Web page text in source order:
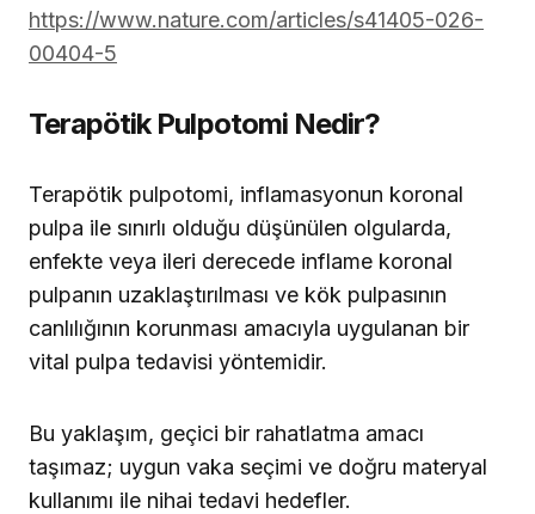
https://www.nature.com/articles/s41405-026-
00404-5
Terapötik Pulpotomi Nedir?
Terapötik pulpotomi, inflamasyonun koronal
pulpa ile sınırlı olduğu düşünülen olgularda,
enfekte veya ileri derecede inflame koronal
pulpanın uzaklaştırılması ve kök pulpasının
canlılığının korunması amacıyla uygulanan bir
vital pulpa tedavisi yöntemidir.
Bu yaklaşım, geçici bir rahatlatma amacı
taşımaz; uygun vaka seçimi ve doğru materyal
kullanımı ile nihai tedavi hedefler.